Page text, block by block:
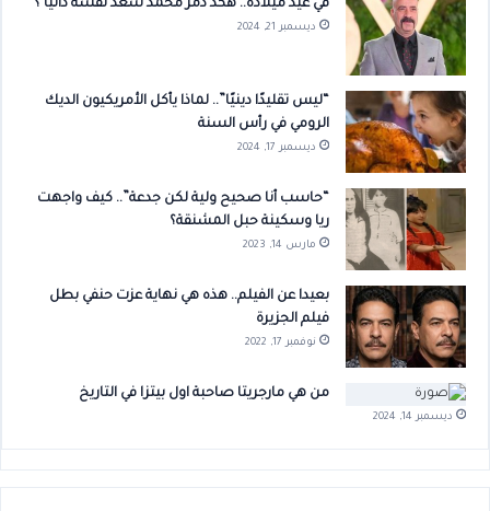
في عيد ميلاده.. هكذ دمر محمد سعد نفسه ذاتيا ؟
ديسمبر 21, 2024
“ليس تقليدًا دينيًا”.. لماذا يأكل الأمريكيون الديك
الرومي في رأس السنة
ديسمبر 17, 2024
“حاسب أنا صحيح ولية لكن جدعة”.. كيف واجهت
ريا وسكينة حبل المشنقة؟
مارس 14, 2023
بعيدا عن الفيلم.. هذه هي نهاية عزت حنفي بطل
فيلم الجزيرة
نوفمبر 17, 2022
من هي مارجريتا صاحبة اول بيتزا في التاريخ
ديسمبر 14, 2024